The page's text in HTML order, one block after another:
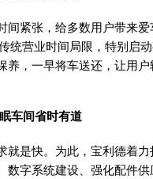
紧张，给多数用户带来爱
统营业时间局限，特别启
养，一早将车送还，让用
车间省时有道
是快。为此，宝利德着力
数字系统建设、强化配件